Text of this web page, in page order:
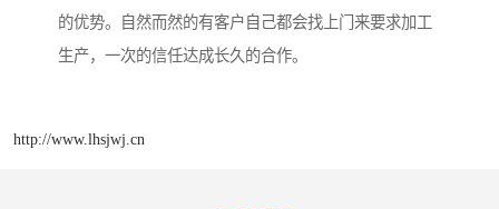
的优势。自然而然的有客户自己都会找上门来要求加工
生产，一次的信任达成长久的合作。
http://www.lhsjwj.cn